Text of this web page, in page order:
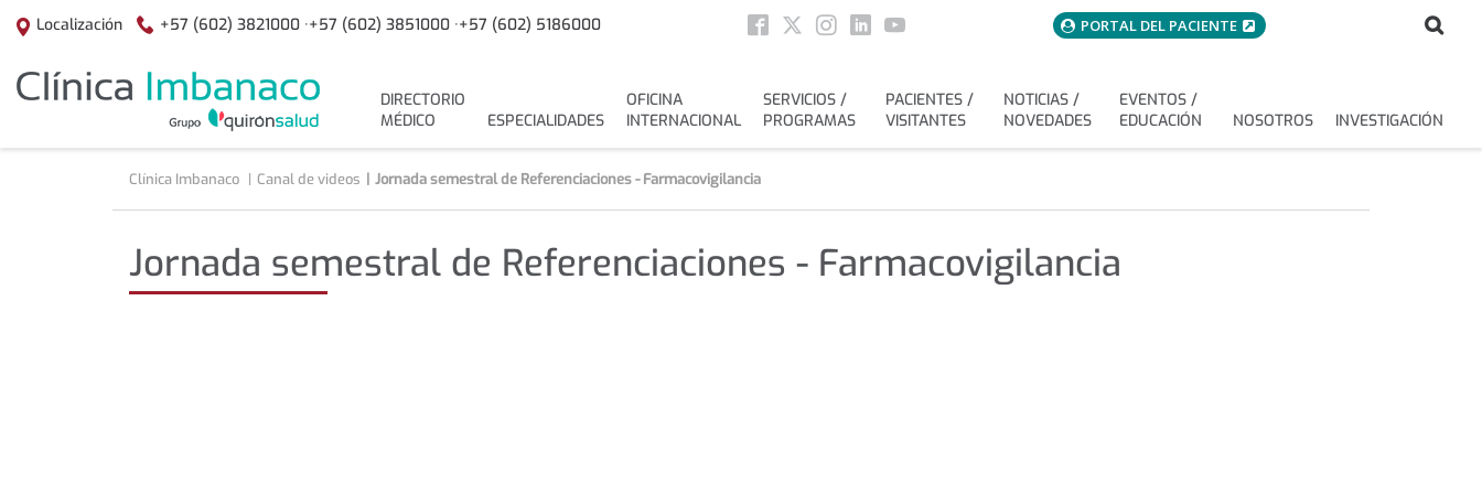
Localización +57 (602) 3821000 ·+57 (602) 3851000 ·+57 (602) 5186000
Social
menuAcceso
PORTAL DEL PACIENTE
Buscar
DIRECTORIO
MÉDICO
ESPECIALIDADES
OFICINA
INTERNACIONAL
SERVICIOS /
PROGRAMAS
PACIENTES /
VISITANTES
NOTICIAS /
NOVEDADES
EVENTOS /
EDUCACIÓN
NOSOTROS INVESTIGACIÓN
Clínica Imbanaco Canal de videos Jornada semestral de Referenciaciones - Farmacovigilancia
Jornada semestral de Referenciaciones - Farmacovigilancia